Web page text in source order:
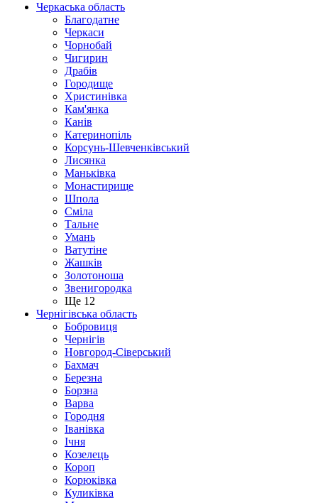
Черкаська область
Благодатне
Черкаси
Чорнобай
Чигирин
Драбів
Городище
Христинівка
Кам'янка
Канів
Катеринопіль
Корсунь-Шевченківський
Лисянка
Маньківка
Монастирище
Шпола
Сміла
Тальне
Умань
Ватутіне
Жашків
Золотоноша
Звенигородка
Ще 12
Чернігівська область
Бобровиця
Чернігів
Новгород-Сіверський
Бахмач
Березна
Борзна
Варва
Городня
Іванівка
Ічня
Козелець
Короп
Корюківка
Куликівка